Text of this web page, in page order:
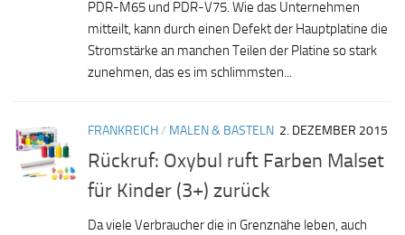
PDR-M65 und PDR-V75. Wie das Unternehmen
mitteilt, kann durch einen Defekt der Hauptplatine die
Stromstärke an manchen Teilen der Platine so stark
zunehmen, das es im schlimmsten...
FRANKREICH/ MALEN & BASTELN 2. DEZEMBER 2015
Rückruf: Oxybul ruft Farben Malset
für Kinder (3+) zurück
Da viele Verbraucher die in Grenznähe leben, auch